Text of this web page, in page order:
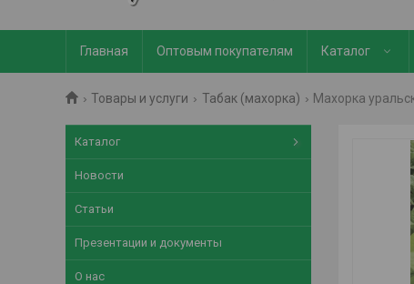
Главная Оптовым покупателям Каталог
Товары и услуги Табак (махорка) Махорка
Каталог
Новости
Статьи
Презентации и документы
О нас